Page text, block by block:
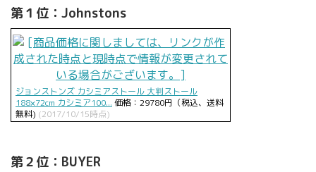
第１位：Johnstons
ジョンストンズ カシミアストール 大判ストール
188×72cm カシミア100... 価格：29780円（税込、送料
無料) (2017/10/15時点)
第２位：BUYER